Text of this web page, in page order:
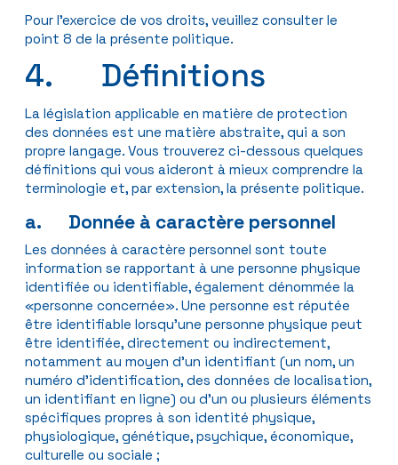
Pour l’exercice de vos droits, veuillez consulter le
point 8 de la présente politique.
4. Définitions
La législation applicable en matière de protection
des données est une matière abstraite, qui a son
propre langage. Vous trouverez ci-dessous quelques
définitions qui vous aideront à mieux comprendre la
terminologie et, par extension, la présente politique.
a. Donnée à caractère personnel
Les données à caractère personnel sont toute
information se rapportant à une personne physique
identifiée ou identifiable, également dénommée la
«personne concernée». Une personne est réputée
être identifiable lorsqu’une personne physique peut
être identifiée, directement ou indirectement,
notamment au moyen d’un identifiant (un nom, un
numéro d’identification, des données de localisation,
un identifiant en ligne) ou d’un ou plusieurs éléments
spécifiques propres à son identité physique,
physiologique, génétique, psychique, économique,
culturelle ou sociale ;